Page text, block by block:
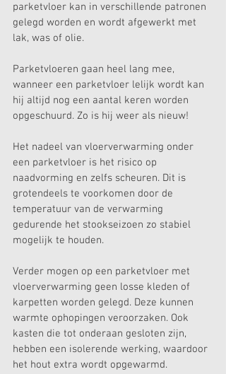
parketvloer kan in verschillende patronen
gelegd worden en wordt afgewerkt met
lak, was of olie.
Parketvloeren gaan heel lang mee,
wanneer een parketvloer lelijk wordt kan
hij altijd nog een aantal keren worden
opgeschuurd. Zo is hij weer als nieuw!
Het nadeel van vloerverwarming onder
een parketvloer is het risico op
naadvorming en zelfs scheuren. Dit is
grotendeels te voorkomen door de
temperatuur van de verwarming
gedurende het stookseizoen zo stabiel
mogelijk te houden.
Verder mogen op een parketvloer met
vloerverwarming geen losse kleden of
karpetten worden gelegd. Deze kunnen
warmte ophopingen veroorzaken. Ook
kasten die tot onderaan gesloten zijn,
hebben een isolerende werking, waardoor
het hout extra wordt opgewarmd.